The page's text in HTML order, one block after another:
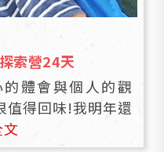
索營24天
體會與個人的觀
值得回味!我明年還